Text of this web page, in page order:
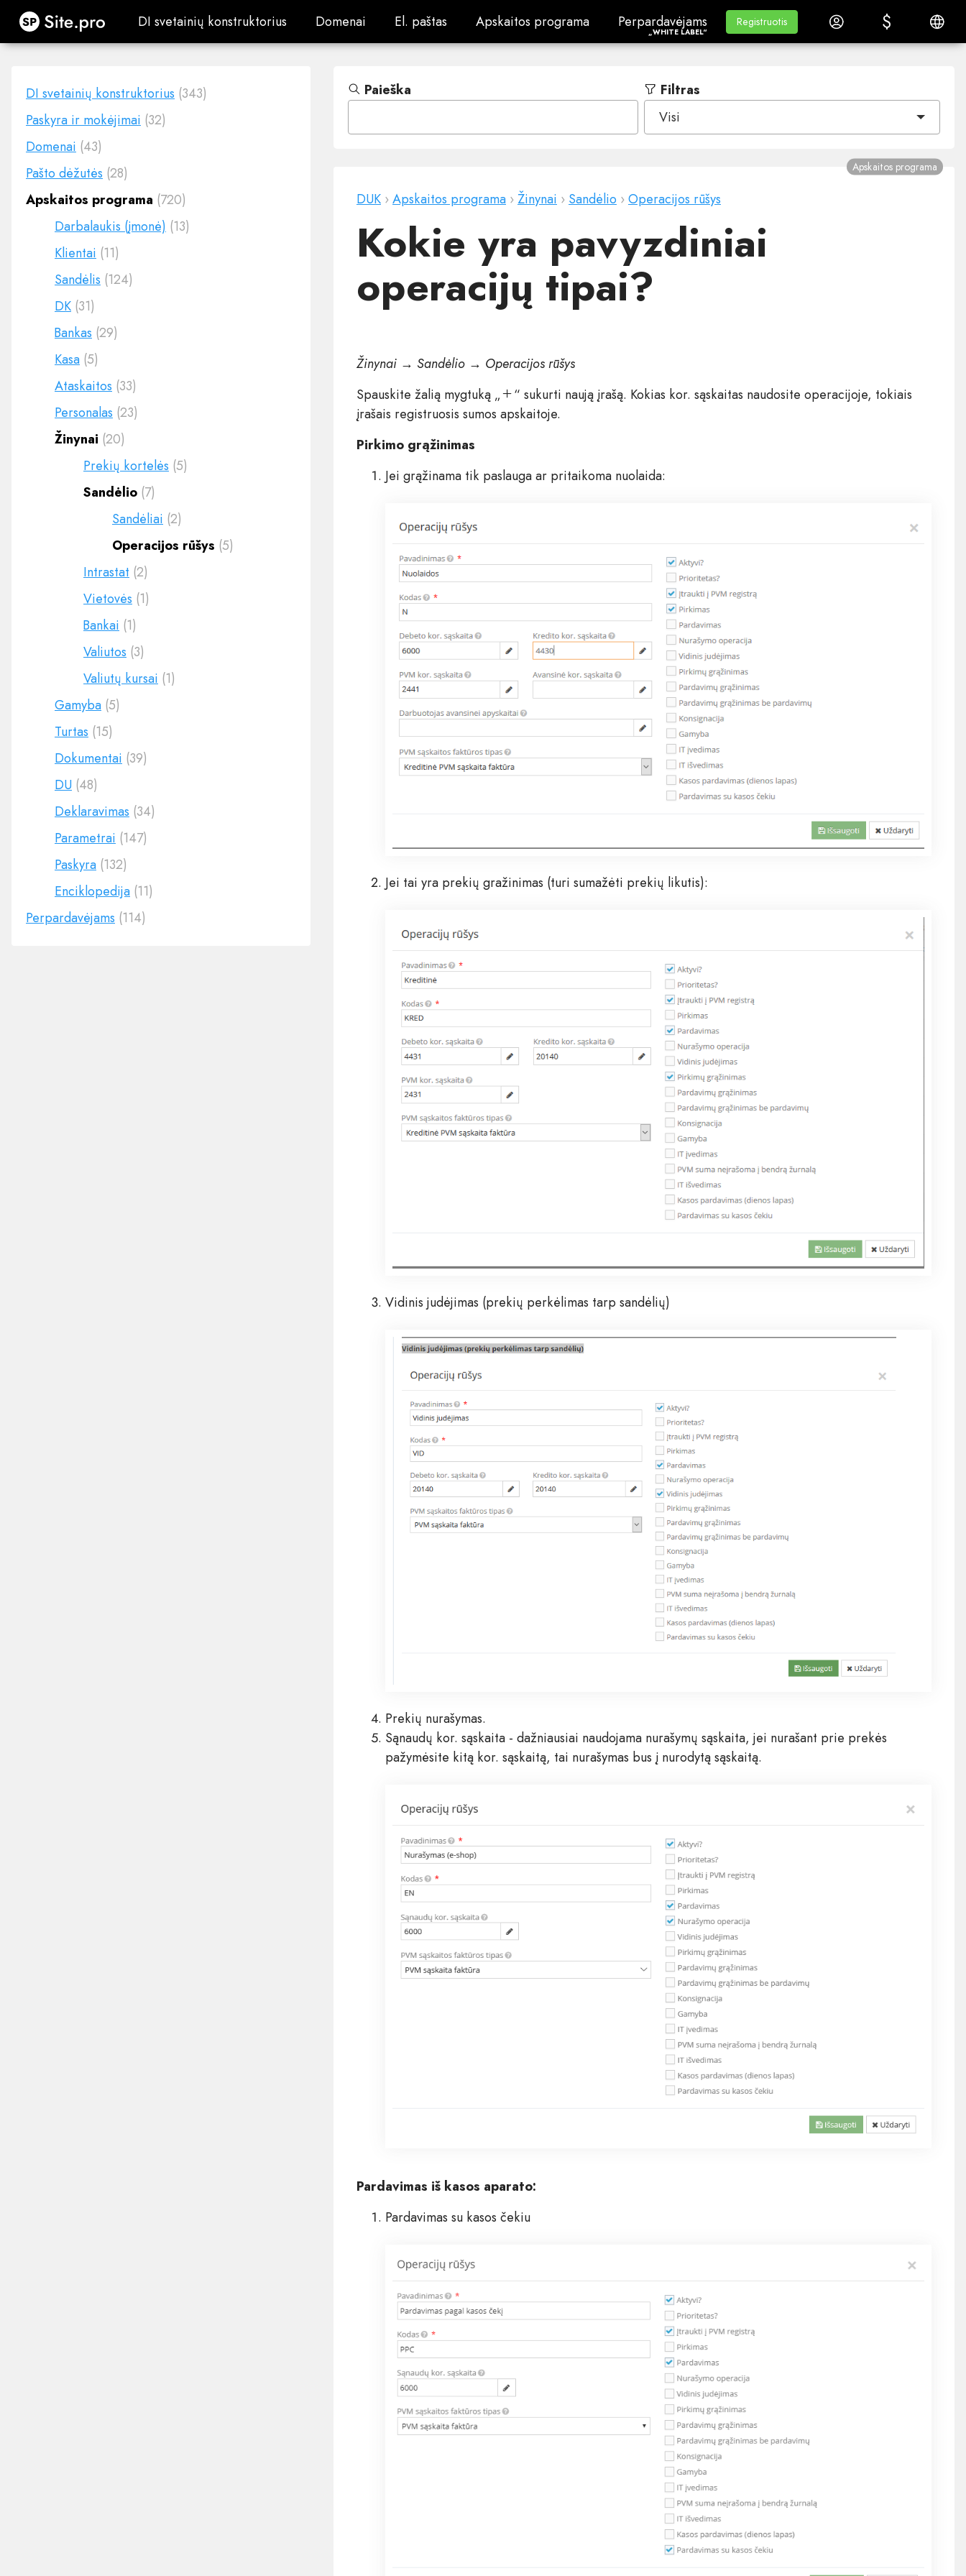
Site.pro DI svetainių konstruktorius
DI svetainių konstruktorius Domenai
Domenai El. paštas
El. paštas Apskaitos programa
Apskaitos programa Perpardavėjams„White Label“
Perpardavėjams
„WHITE LABEL“
Mokymasis
Mokymasis
Registruotis
Registruotis Prisijungti $
$ Lietuvių
DI svetainių konstruktorius (343)
Paskyra ir mokėjimai (32)
Domenai (43)
Pašto dėžutės (28)
Apskaitos programa (720)
Darbalaukis (įmonė) (13)
Klientai (11)
Sandėlis (124)
DK (31)
Bankas (29)
Kasa (5)
Ataskaitos (33)
Personalas (23)
Žinynai (20)
Prekių kortelės (5)
Sandėlio (7)
Sandėliai (2)
Operacijos rūšys (5)
Intrastat (2)
Vietovės (1)
Bankai (1)
Valiutos (3)
Valiutų kursai (1)
Gamyba (5)
Turtas (15)
Dokumentai (39)
DU (48)
Deklaravimas (34)
Parametrai (147)
Paskyra (132)
Enciklopedija (11)
Perpardavėjams (114)
Paieška
Filtras
Visi
DUK ›Apskaitos programa ›Žinynai › Sandėlio ›Operacijos rūšys
Apskaitos programa
Kokie yra pavyzdiniai
operacijų tipai?
Žinynai → Sandėlio → Operacijos rūšys
Spauskite žalią mygtuką „
“ sukurti naują įrašą. Kokias kor. sąskaitas naudosite operacijoje, tokiais
įrašais registruosis sumos apskaitoje.
Pirkimo grąžinimas
Jei grąžinama tik paslauga ar pritaikoma nuolaida:
Jei tai yra prekių gražinimas (turi sumažėti prekių likutis):
Vidinis judėjimas (prekių perkėlimas tarp sandėlių)
Prekių nurašymas.
Sąnaudų kor. sąskaita - dažniausiai naudojama nurašymų sąskaita, jei nurašant prie prekės
pažymėsite kitą kor. sąskaitą, tai nurašymas bus į nurodytą sąskaitą.
Pardavimas iš kasos aparato:
Pardavimas su kasos čekiu